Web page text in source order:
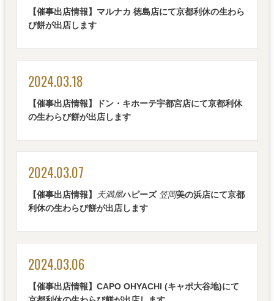
【催事出店情報】マルナカ 徳島店にて京都利休の生わら
び餅が出店します
2024.03.18
【催事出店情報】ドン・キホーテ宇都宮店にて京都利休
の生わらび餅が出店します
2024.03.07
【催事出店情報】 天満屋ハピーズ 笠岡美の浜店にて京都
利休の生わらび餅が出店します
2024.03.06
【催事出店情報】CAPO OHYACHI (キャポ大谷地)にて